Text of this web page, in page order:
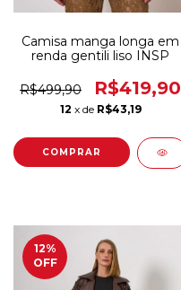
Camisa manga longa em
renda gentili liso INSP
R$499,90 R$419,90
12 x de R$43,19
COMPRAR
12%
OFF